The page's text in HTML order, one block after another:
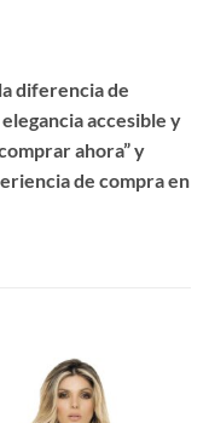
diferencia de
accesible y
ahora” y
de compra en